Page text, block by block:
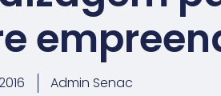
Admin Senac